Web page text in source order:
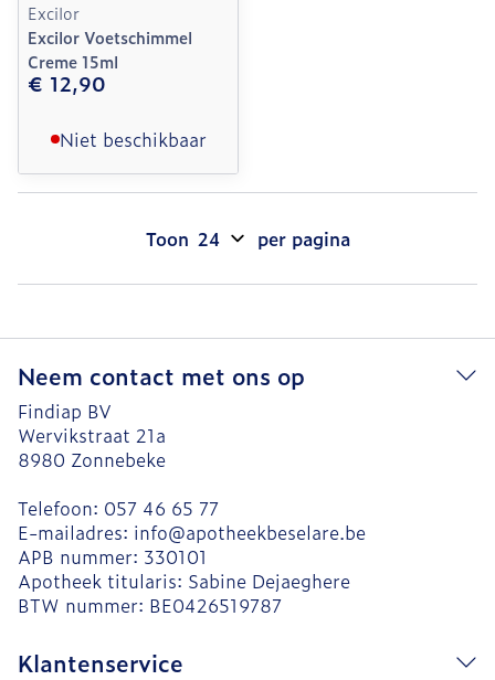
Excilor
Excilor Voetschimmel
Creme 15ml
€ 12,90
Niet beschikbaar
Toon per pagina
Neem contact met ons op
Findiap BV
Wervikstraat 21a
8980 Zonnebeke
Telefoon: 057 46 65 77
E-mailadres: info@apotheekbeselare.be
APB nummer: 330101
Apotheek titularis: Sabine Dejaeghere
BTW nummer: BE0426519787
Klantenservice